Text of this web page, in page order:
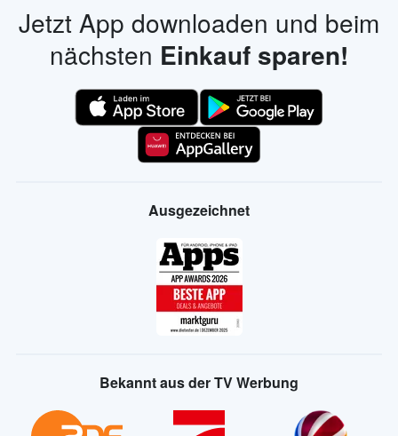
Jetzt App downloaden und beim
nächsten Einkauf sparen!
Ausgezeichnet
Bekannt aus der TV Werbung